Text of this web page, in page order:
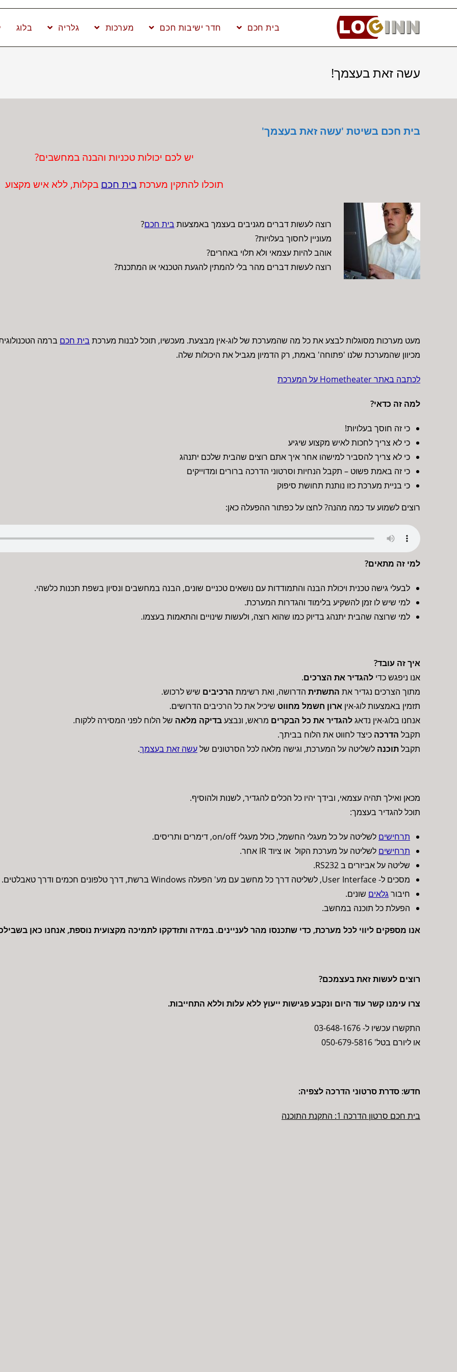
Skip
בית חכם חדר ישיבות חכם מערכות גלריה בלוג
עשה זאת בעצמך!
בית חכם בשיטת 'עשה זאת בעצמך'
יש לכם יכולות טכניות והבנה במחשבים?
תוכלו להתקין מערכת בית חכם בקלות, ללא איש מקצוע
רוצה לעשות דברים מגניבים בעצמך באמצעות בית חכם?
מעוניין לחסוך בעלויות?
אוהב להיות עצמאי ולא תלוי באחרים?
רוצה לעשות דברים מהר בלי להמתין להגעת הטכנאי או המתכנת?
מעט מערכות מסוגלות לבצע את כל מה שהמערכת של לוג-אין מבצעת. מעכשיו, תוכל לבנות מערכת בית חכם ברמה
מכיוון שהמערכת שלנו 'פתוחה' באמת, רק הדמיון מגביל את היכולות שלה.
לכתבה באתר Hometheater על המערכת
למה זה כדאי?
כי זה חוסך בעלויות!
כי לא צריך לחכות לאיש מקצוע שיגיע
כי לא צריך להסביר למישהו אחר איך אתם רוצים שהבית שלכם יתנהג
כי זה באמת פשוט – תקבל הנחיות וסרטוני הדרכה ברורים ומדוייקים
כי בניית מערכת כזו נותנת תחושת סיפוק
רוצים לשמוע עד כמה מהנה? לחצו על כפתור ההפעלה כאן:
למי זה מתאים?
לבעלי גישה טכנית ויכולת הבנה והתמודדות עם נושאים טכניים שונים, הבנה במחשבים ונסיון בשפת תכנות כלשהי.
למי שיש לו זמן להשקיע בלימוד והגדרות המערכת.
למי שרוצה שהבית יתנהג בדיוק כמו שהוא רוצה, ולעשות שינויים והתאמות בעצמו.
איך זה עובד?
אנו ניפגש כדי להגדיר את הצרכים.
מתוך הצרכים נגדיר את התשתית הדרושה, ואת רשימת הרכיבים שיש לרכוש.
תזמין באמצעות לוג-אין ארון חשמל מחווט שיכיל את כל הרכיבים הדרושים.
אנחנו בלוג-אין נדאגלהגדיר את כל הבקרים מראש, ונבצעבדיקה מלאה של הלוח לפני המסירה ללקוח.
תקבל הדרכה כיצד לחווט את הלוח בביתך.
תקבלתוכנה לשליטה על המערכת, וגישה מלאה לכל הסרטונים שלעשה זאת בעצמך.
מכאן ואילך תהיה עצמאי, ובידך יהיו כל הכלים להגדיר, לשנות ולהוסיף.
תוכל להגדיר בעצמך:
תרחישים לשליטה על כל מעגלי החשמל, כולל מעגלי on/off, דימרים ותריסים.
תרחישים לשליטה על מערכת הקול או ציוד IR אחר.
שליטה על אביזרים ב RS232.
מסכים ל- User Interface, לשליטה דרך כל מחשב עם מע' הפעלה Windows ברשת, דרך טלפונים חכמים ודרך טאבלטים.
חיבורגלאים שונים.
הפעלת כל תוכנה במחשב.
אנו מספקים ליווי לכל מערכת, כדי שתכנסו מהר לעניינים. במידה ותזדקקו לתמיכה מקצועית נוספת, אנחנו כאן
רוצים לעשות זאת בעצמכם?
צרו עימנו קשר עוד היום ונקבע פגישות ייעוץ ללא עלות וללא התחייבות.
התקשרו עכשיו ל- 03-648-1676
או ליורם בטל' 050-679-5816
חדש: סדרת סרטוני הדרכה לצפיה:
בית חכם סרטון הדרכה 1: התקנת התוכנה